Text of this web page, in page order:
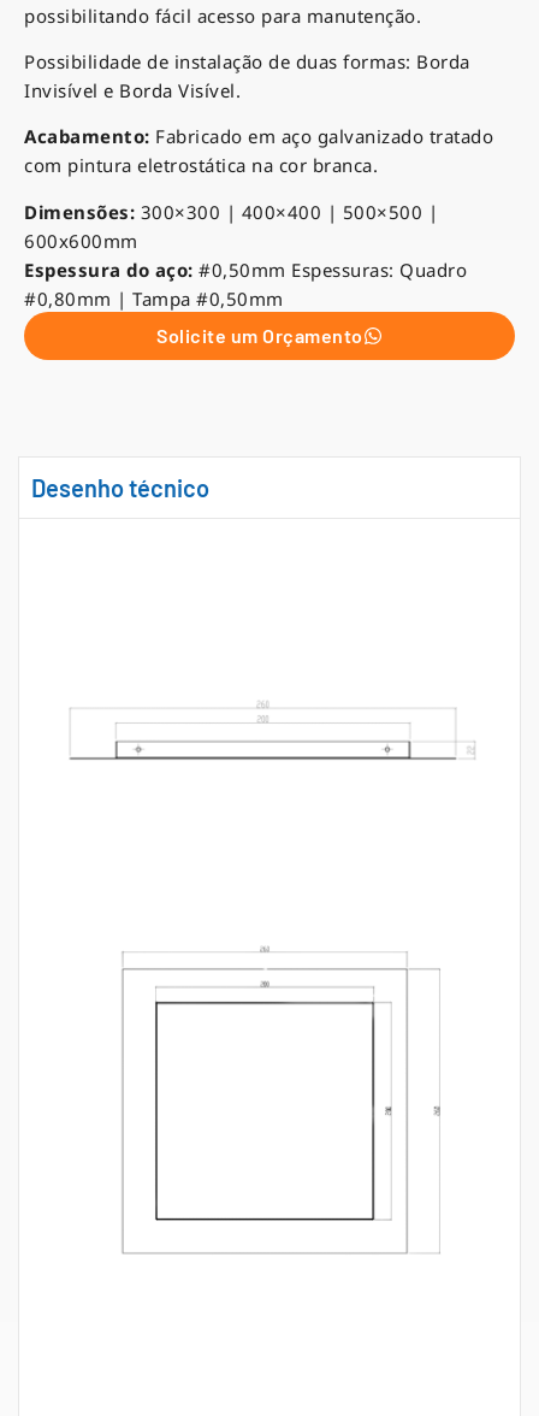
possibilitando fácil acesso para manutenção.
Possibilidade de instalação de duas formas: Borda
Invisível e Borda Visível.
Acabamento: Fabricado em aço galvanizado tratado
com pintura eletrostática na cor branca.
Dimensões: 300×300 | 400×400 | 500×500 |
600x600mm
Espessura do aço: #0,50mm Espessuras: Quadro
#0,80mm | Tampa #0,50mm
Solicite um Orçamento
Desenho técnico